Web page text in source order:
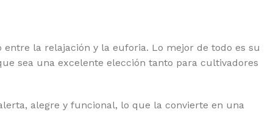
la relajación y la euforia. Lo mejor de todo es su
sea una excelente elección tanto para cultivadores
alegre y funcional, lo que la convierte en una